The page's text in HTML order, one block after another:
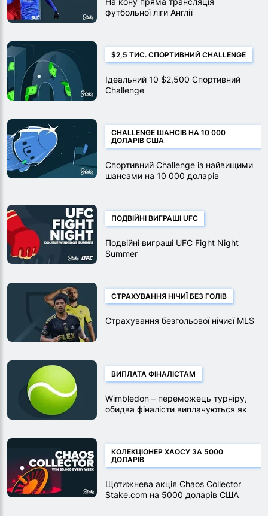
футбольної ліги Англії
$2,5 ТИС. СПОРТИВНИЙ CHALLENGE
Ідеальний 10 $2,500 Спортивний
Challenge
CHALLENGE ШАНСІВ НА 10 000
ДОЛАРІВ США
Спортивний Challenge із найвищими
шансами на 10 000 доларів
ПОДВІЙНІ ВИГРАШІ UFC
Подвійні виграші UFC Fight Night
Summer
СТРАХУВАННЯ НІЧИЇ БЕЗ ГОЛІВ
Страхування безгольової нічиєї MLS
ВИПЛАТА ФІНАЛІСТАМ
Wimbledon – переможець турніру,
обидва фіналісти виплачуються як
КОЛЕКЦІОНЕР ХАОСУ ЗА 5000
ДОЛАРІВ
Щотижнева акція Chaos Collector
Stake.com на 5000 доларів США